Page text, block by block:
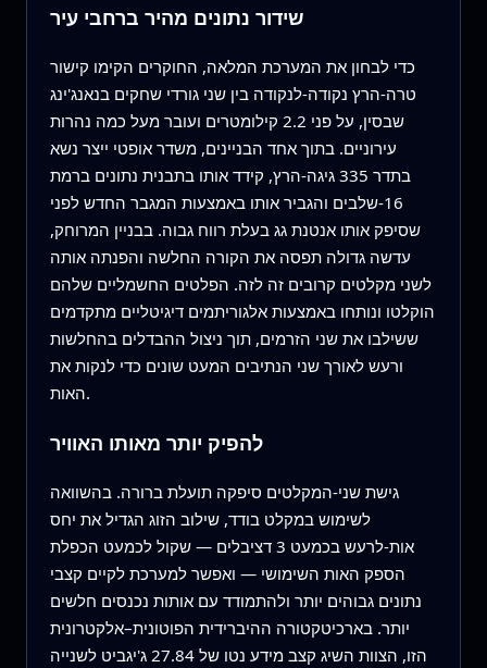
שידור נתונים מהיר ברחבי עיר
כדי לבחון את המערכת המלאה, החוקרים הקימו קישור
טרה‑הרץ נקודה‑לנקודה בין שני גורדי שחקים בנאנג'ינג
שבסין, על פני 2.2 קילומטרים ועובר מעל כמה נהרות
עירוניים. בתוך אחד הבניינים, משדר אופטי ייצר נשא
בתדר 335 גיגה‑הרץ, קידד אותו בתבנית נתונים ברמת
16‑שלבים והגביר אותו באמצעות המגבר החדש לפני
שסיפק אותו אנטנת גג בעלת רווח גבוה. בבניין המרוחק,
עדשה גדולה תפסה את הקורה החלשה והפנתה אותה
לשני מקלטים קרובים זה לזה. הפלטים החשמליים שלהם
הוקלטו ונותחו באמצעות אלגוריתמים דיגיטליים מתקדמים
ששילבו את שני הזרמים, תוך ניצול ההבדלים בהחלשות
ורעש לאורך שני הנתיבים המעט שונים כדי לנקות את
האות.
להפיק יותר מאותו האוויר
גישת שני‑המקלטים סיפקה תועלת ברורה. בהשוואה
לשימוש במקלט בודד, שילוב הזוג הגדיל את יחס
אות‑לרעש בכמעט 3 דציבלים — שקול לכמעט הכפלת
הספק האות השימושי — ואפשר למערכת לקיים קצבי
נתונים גבוהים יותר ולהתמודד עם אותות נכנסים חלשים
יותר. בארכיטקטורה ההיברידית הפוטונית–אלקטרונית
הזו, הצוות השיג קצב מידע נטו של 27.84 ג'יגביט לשנייה